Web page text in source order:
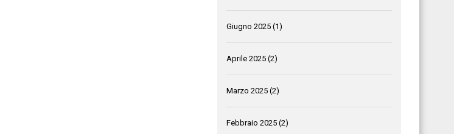
Giugno 2025 (1)
Aprile 2025 (2)
Marzo 2025 (2)
Febbraio 2025 (2)